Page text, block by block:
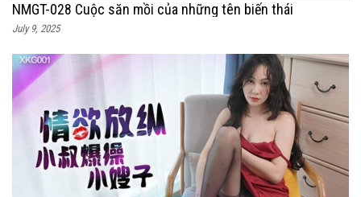
NMGT-028 Cuộc săn mồi của những tên biến thái
July 9, 2025